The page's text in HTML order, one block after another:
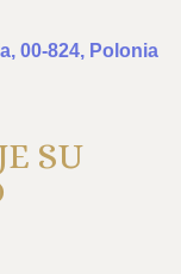
00-824, Polonia
SU